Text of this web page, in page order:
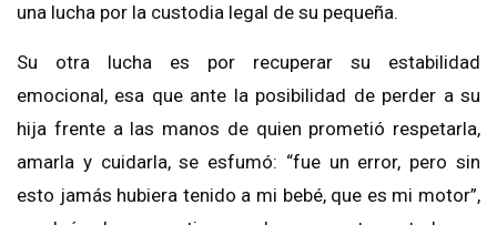
una lucha por la custodia legal de su pequeña.
Su otra lucha es por recuperar su estabilidad
emocional, esa que ante la posibilidad de perder a su
hija frente a las manos de quien prometió respetarla,
amarla y cuidarla, se esfumó: “fue un error, pero sin
esto jamás hubiera tenido a mi bebé, que es mi motor”,